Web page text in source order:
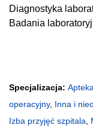
Diagnostyka
Badania
Specjalizacja:
operacyjny, Inna i
Izba przyjęć szpitala